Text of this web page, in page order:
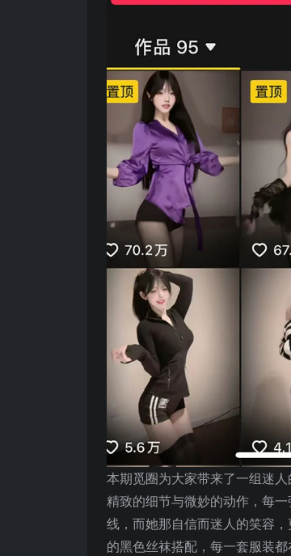
本期觅圈为大家带来了一组迷
精致的细节与微妙的动作，每
线，而她那自信而迷人的笑容
的黑色丝袜搭配，每一套服装